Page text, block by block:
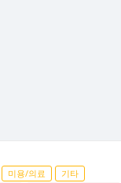
미용/의료
기타